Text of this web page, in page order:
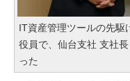
IT資産管理ツールの先駆
役員で、仙台支社 支社
った